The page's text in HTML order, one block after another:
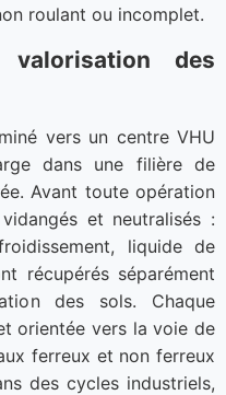
roulant ou incomplet.
des
vers un centre VHU
dans une filière de
Avant toute opération
et neutralisés :
liquide de
récupérés séparément
des sols. Chaque
orientée vers la voie de
ferreux et non ferreux
des cycles industriels,